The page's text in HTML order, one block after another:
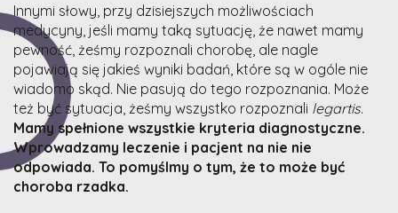
Innymi słowy, przy dzisiejszych możliwościach
medycyny, jeśli mamy taką sytuację, że nawet mamy
pewność, żeśmy rozpoznali chorobę, ale nagle
pojawiają się jakieś wyniki badań, które są w ogóle nie
wiadomo skąd. Nie pasują do tego rozpoznania. Może
też być sytuacja, żeśmy wszystko rozpoznali legartis.
Mamy spełnione wszystkie kryteria diagnostyczne.
Wprowadzamy leczenie i pacjent na nie nie
odpowiada. To pomyślmy o tym, że to może być
choroba rzadka.